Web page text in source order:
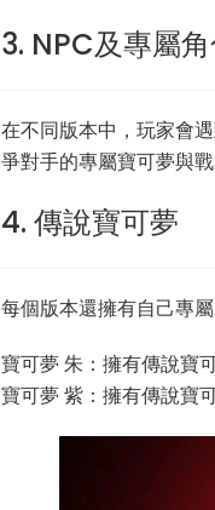
3. NPC及專屬
在不同版本中，玩家會
爭對手的專屬寶可夢與
4. 傳說寶可夢
每個版本還擁有自己專
寶可夢 朱：擁有傳說寶
寶可夢 紫：擁有傳說寶